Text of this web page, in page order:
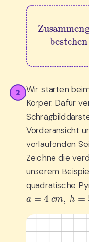
bestehen aus
2
Wir starten
Körper. Dafür
Vorderansicht
verlaufenden
Zeichne die
unserem
quadratische
a c = c